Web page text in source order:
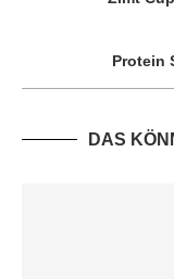
Protein
DAS